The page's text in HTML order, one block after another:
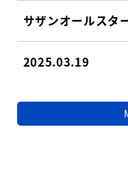
サザンオールスタ
2025.03.19